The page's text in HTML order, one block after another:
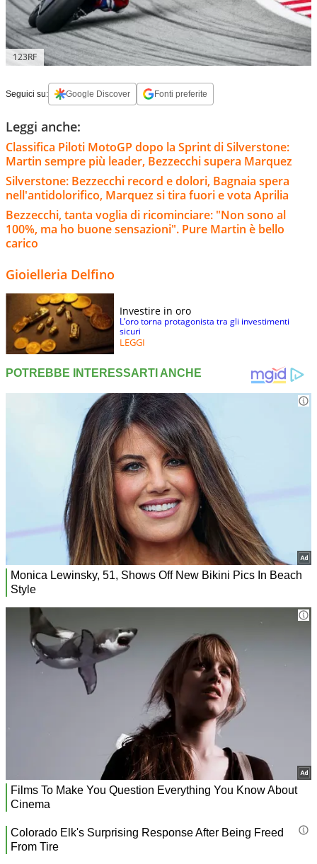
123RF
Seguici su: Google Discover Fonti preferite
Leggi anche:
Classifica Piloti MotoGP dopo la Sprint di Silverstone:
Martin sempre più leader, Bezzecchi supera Marquez
Silverstone: Bezzecchi record e dolori, Bagnaia spera
nell'antidolorifico, Marquez si tira fuori e vota Aprilia
Bezzecchi, tanta voglia di ricominciare: "Non sono al
100%, ma ho buone sensazioni". Pure Martin è bello
carico
Gioielleria Delfino
Investire in oro
L’oro torna protagonista tra gli investimenti
sicuri
LEGGI